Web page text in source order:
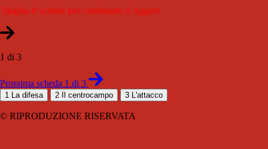
Sfoglia le schede per continuare a leggere
1 di 3
Prossima scheda 1 di 3
1 La difesa 2 Il centrocampo 3 L'attacco
© RIPRODUZIONE RISERVATA